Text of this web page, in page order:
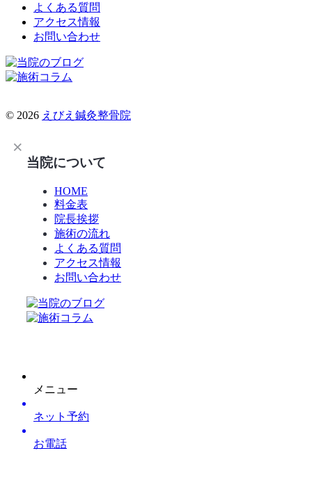
よくある質問
アクセス情報
お問い合わせ
© 2026 えびえ鍼灸整骨院
当院について
HOME
料金表
院長挨拶
施術の流れ
よくある質問
アクセス情報
お問い合わせ
メニュー
ネット予約
お電話